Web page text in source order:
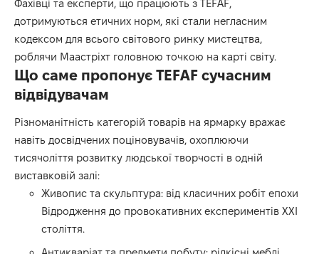
Фахівці та експерти, що працюють з TEFAF,
дотримуються етичних норм, які стали негласним
кодексом для всього світового ринку мистецтва,
роблячи Маастріхт головною точкою на карті світу.
Що саме пропонує TEFAF сучасним
відвідувачам
Різноманітність категорій товарів на ярмарку вражає
навіть досвідчених поціновувачів, охоплюючи
тисячоліття розвитку людської творчості в одній
виставковій залі:
Живопис та скульптура: від класичних робіт епохи
Відродження до провокативних експериментів ХХІ
століття.